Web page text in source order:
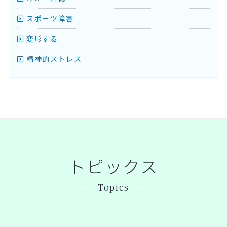
スポーツ障害
変形する
精神的ストレス
トピックス
Topics